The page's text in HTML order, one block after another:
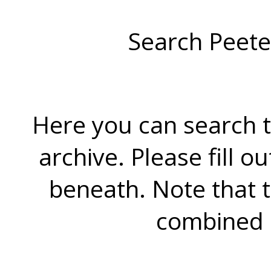
Search
Here you can search
archive. Please fill
beneath. Note that
combined